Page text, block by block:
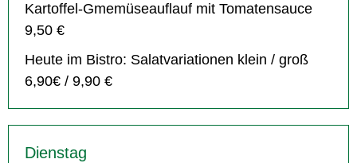
Kartoffel-Gmemüseauflauf mit Tomatensauce
9,50 €
Heute im Bistro: Salatvariationen klein / groß
6,90€ / 9,90 €
Dienstag